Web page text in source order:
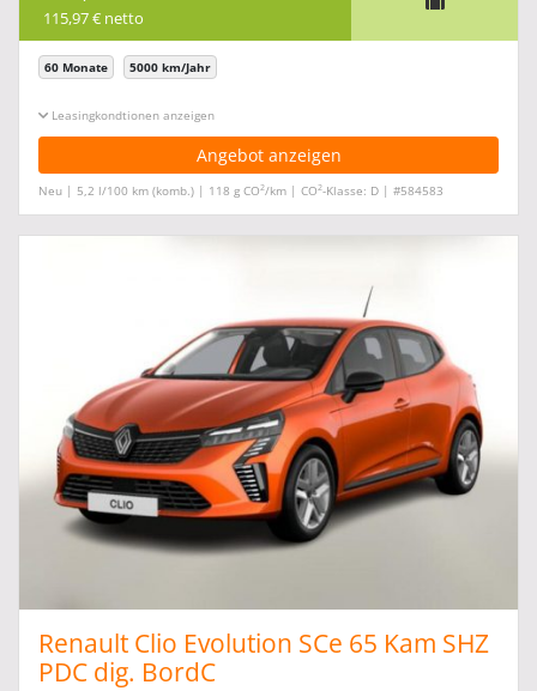
115,97 € netto
60 Monate 5000 km/Jahr
Leasingkonditionen ein-/ausblenden
Angebot anzeigen
Neu | 5,2 l/100 km (komb.) | 118 g CO2/km | CO2-Klasse: D | #584583
Renault Clio Evolution SCe 65 Kam SHZ
PDC dig. BordC